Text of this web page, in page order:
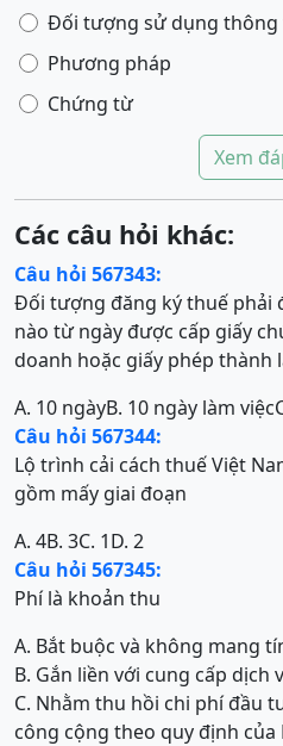
Đối tượng sử dụng thông
Phương pháp
Chứng từ
Xem
Các câu hỏi khác:
Câu hỏi 567343:
Đối tượng đăng ký thuế phải
nào từ ngày được cấp giấy
doanh hoặc giấy phép thành
A. 10 ngàyB. 10 ngày làm việc
Câu hỏi 567344:
Lộ trình cải cách thuế Việt
gồm mấy giai đoạn
A. 4B. 3C. 1D. 2
Câu hỏi 567345:
Phí là khoản thu
A. Bắt buộc và không mang
B. Gắn liền với cung cấp dịch
C. Nhằm thu hồi chi phí đầu
công cộng theo quy định của